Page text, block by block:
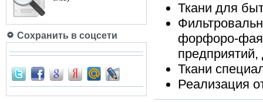
Сохранить в соцсети
Ткани для
форфоро-
Ткани
Реализация